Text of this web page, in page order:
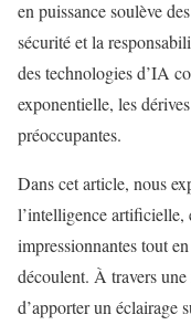
en puissance soulève
sécurité et la
des technologies d’IA
exponentielle, les
préoccupantes.
Dans cet article, nous
l’intelligence artificielle,
impressionnantes tout
découlent. À travers
d’apporter un éclairage